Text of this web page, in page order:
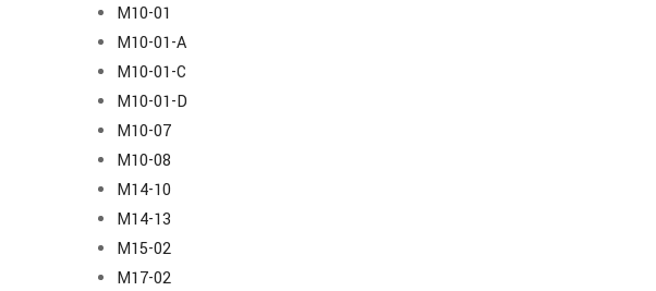
M10-01
M10-01-A
M10-01-C
M10-01-D
M10-07
M10-08
M14-10
M14-13
M15-02
M17-02